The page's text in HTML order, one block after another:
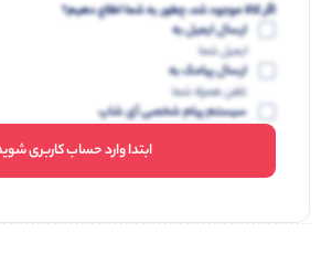
اگر کالا موجود شد، چطور به شما اطلاع دهیم؟
ارسال ایمیل به
ایمیل شما
ارسال پیامک به
تلفن همراه شما
سیستم پیام شخصی آی شاپ
ابتدا وارد حساب کاربری